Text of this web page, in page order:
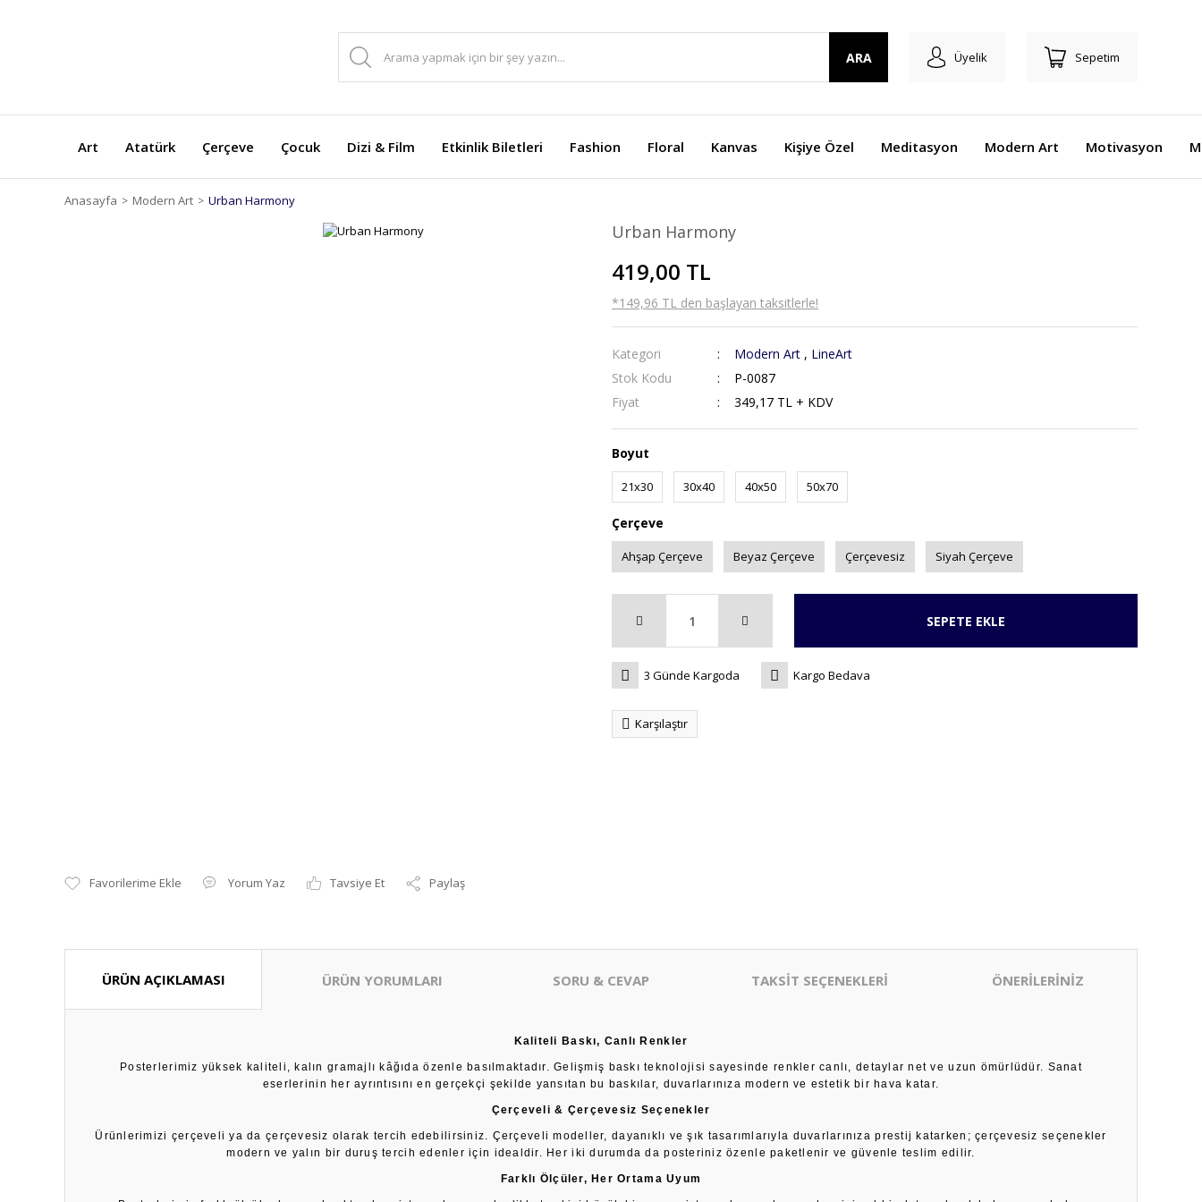
ARA Üyelik Sepetim
Art Atatürk Çerçeve Çocuk Dizi & Film Etkinlik Biletleri Fashion Floral Kanvas Kişiye Özel Meditasyon Modern Art Motivasyon
Anasayfa Modern Art Urban Harmony
Yorum Yaz Tavsiye Et Paylaş
Urban Harmony
419,00 TL
*149,96 TL den başlayan taksitlerle!
Kategori Modern Art , LineArt
Stok Kodu
P-0087
Fiyat
349,17 TL + KDV
Boyut
21x30 30x40 40x50 50x70
Çerçeve
Ahşap Çerçeve Beyaz Çerçeve Çerçevesiz Siyah Çerçeve
SEPETE EKLE
3 Günde Kargoda Kargo Bedava
Karşılaştır
ÜRÜN AÇIKLAMASI ÜRÜN YORUMLARI SORU & CEVAP TAKSİT SEÇENEKLERİ ÖNERİLERİNİZ
Kaliteli Baskı, Canlı Renkler
Posterlerimiz yüksek kaliteli, kalın gramajlı kâğıda özenle basılmaktadır. Gelişmiş baskı teknolojisi sayesinde renkler canlı, detaylar net ve uzun ömürlüdür. Sanat
eserlerinin her ayrıntısını en gerçekçi şekilde yansıtan bu baskılar, duvarlarınıza modern ve estetik bir hava katar.
Çerçeveli & Çerçevesiz Seçenekler
Ürünlerimizi çerçeveli ya da çerçevesiz olarak tercih edebilirsiniz. Çerçeveli modeller, dayanıklı ve şık tasarımlarıyla duvarlarınıza prestij katarken; çerçevesiz seçenekler
modern ve yalın bir duruş tercih edenler için idealdir. Her iki durumda da posteriniz özenle paketlenir ve güvenle teslim edilir.
Farklı Ölçüler, Her Ortama Uyum